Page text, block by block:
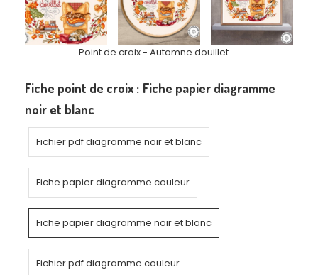
Point de croix - Automne douillet
Fiche point de croix : Fiche papier diagramme
noir et blanc
Fichier pdf diagramme noir et blanc
Fiche papier diagramme couleur
Fiche papier diagramme noir et blanc
Fichier pdf diagramme couleur